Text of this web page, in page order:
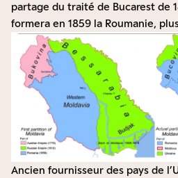
partage du traité de Bucarest de
formera en 1859 la Roumanie,
Ancien fournisseur des pays de